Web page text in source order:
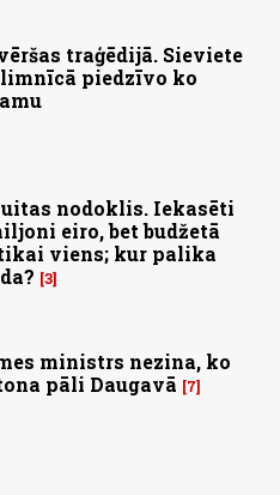
traģēdijā. Sieviete
piedzīvo ko
nodoklis. Iekasēti
eiro, bet budžetā
viens; kur palika
3
ministrs nezina, ko
pāli Daugavā
7